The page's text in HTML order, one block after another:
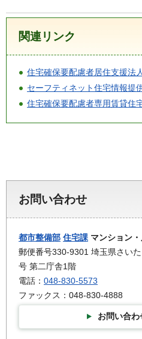
関連リンク
住宅確保要配慮者居住支援法
セーフティネット住宅情報提
住宅確保要配慮者専用賃貸住
お問い合わせ
都市整備部 住宅課 マンション
郵便番号330-9301 埼玉県さい
号 第二庁舎1階
電話： 048-830-5573
ファックス：048-830-4888
お問い合わ